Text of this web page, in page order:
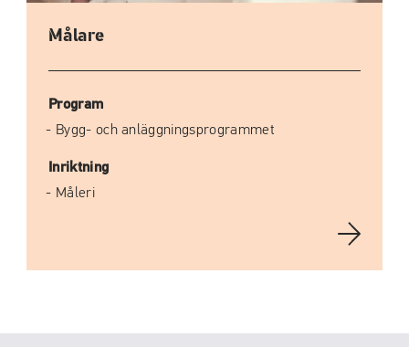
Målare
Program
Bygg- och anläggningsprogrammet
Inriktning
Måleri